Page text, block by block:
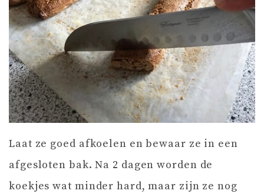
Laat ze goed afkoelen en bewaar ze in een
afgesloten bak. Na 2 dagen worden de
koekjes wat minder hard, maar zijn ze nog